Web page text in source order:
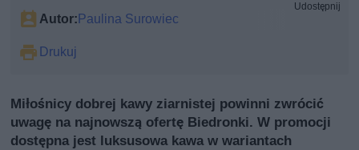
Autor: Paulina Surowiec
Drukuj
Udostępnij
Miłośnicy dobrej kawy ziarnistej powinni zwrócić
uwagę na najnowszą ofertę Biedronki. W promocji
dostępna jest luksusowa kawa w wariantach